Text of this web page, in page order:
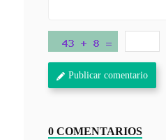
Publicar comentario
0 COMENTARIOS